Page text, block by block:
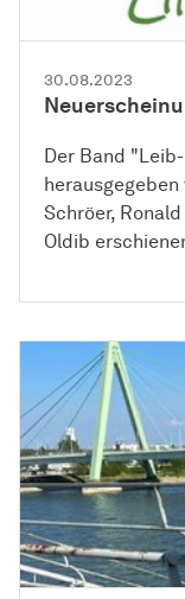
30.08.2023
Der Band
Schröer,
Oldib